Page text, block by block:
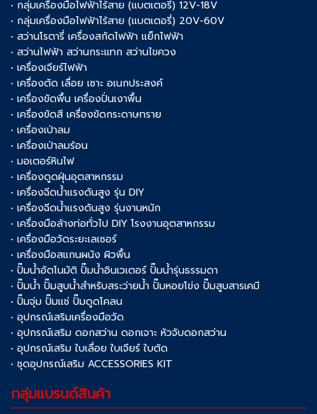
• กลุ่มเครื่องมือไฟฟ้าไร้สาย (แบตเตอรี่) 12V-18V
• กลุ่มเครื่องมือไฟฟ้าไร้สาย (แบตเตอรี่) 20V-60V
• สว่านโรตารี่ เครื่องสกัดไฟฟ้า แย็กไฟฟ้า
• สว่านไฟฟ้า สว่านกระแทก สว่านไขควง
• เครื่องเจียร์ไฟฟ้า
• เครื่องตัด เลื่อย เซาะ อเนกประสงค์
• เครื่องขัดพื้น เครื่องปั่นเงาพื้น
• เครื่องขัดสี เครื่องขัดกระดาษทราย
• เครื่องเป่าลม
• เครื่องเป่าลมร้อน
• มอเตอร์หินไฟ
• เครื่องดูดฝุ่นอุตสาหกรรม
• เครื่องฉีดน้ำแรงดันสูง รุ่น DIY
• เครื่องฉีดน้ำแรงดันสูง รุ่นงานหนัก
• เครื่องมือล้างท่อทั่วไป DIY โรงงานอุตสาหกรรม
• เครื่องมือวัดระยะเลเซอร์
• เครื่องมือสแกนผนัง ผิวพื้น
• ปั๊มน้ำอัตโนมัติ ปั๊มน้ำอินเวเตอร์ ปั๊มน้ำรุ่นธรรมดา
• ปั๊มน้ำ ปั๊มสูบน้ำสำหรับสระว่ายน้ำ ปั๊มหอยโข่ง ปั๊มสูบสารเคมี
• ปั๊มจุ่ม ปั๊มแช่ ปั๊มดูดโคลน
• อุปกรณ์เสริมเครื่องมือวัด
• อุปกรณ์เสริม ดอกสว่าน ดอกเจาะ หัวจับดอกสว่าน
• อุปกรณ์เสริม ใบเลื่อย ใบเจียร์ ใบตัด
• ชุดอุปกรณ์เสริม ACCESSORIES KIT
กลุ่มแบรนด์สินค้า